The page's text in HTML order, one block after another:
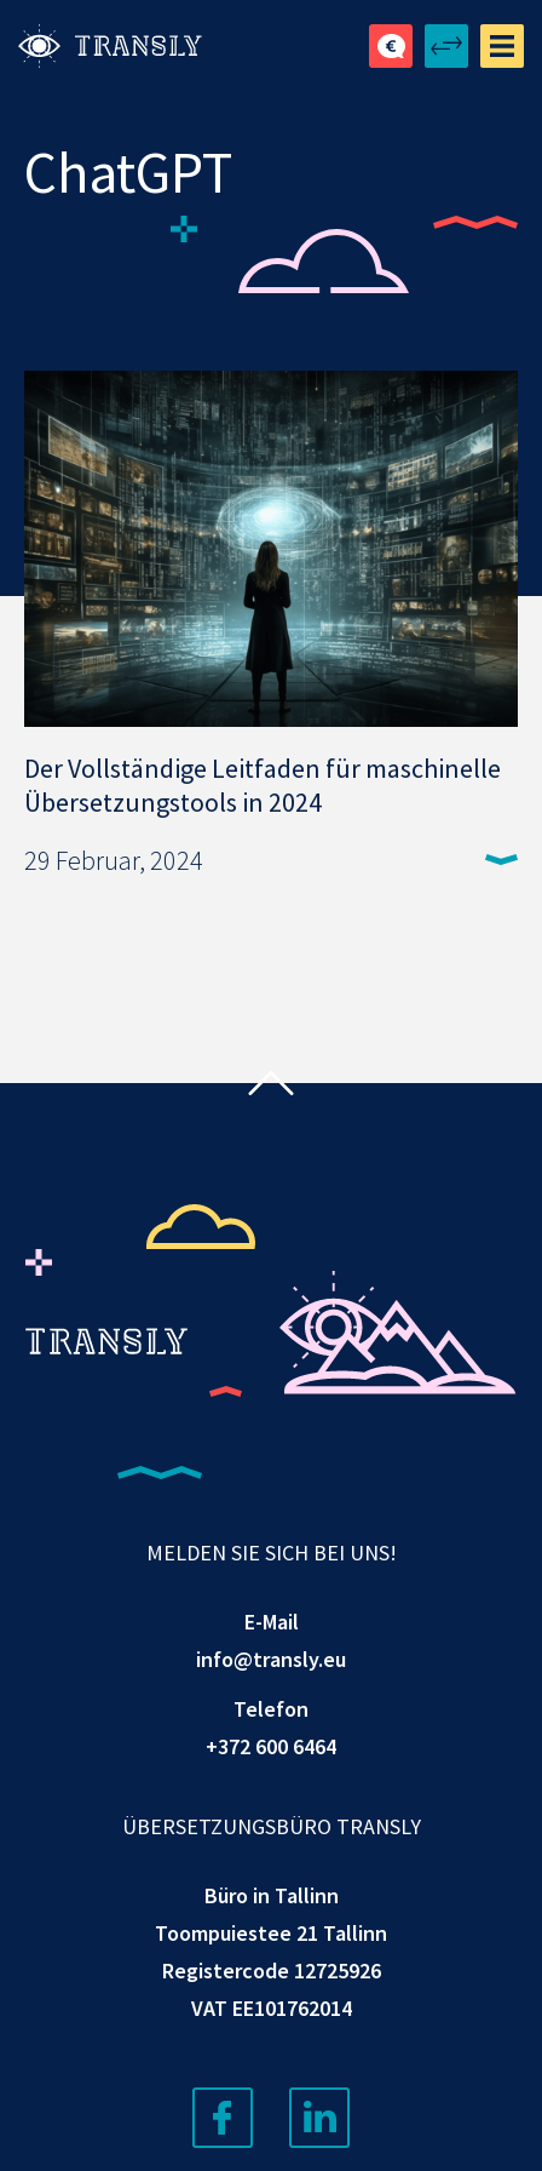
ChatGPT
Der Vollständige Leitfaden für maschinelle
Übersetzungstools in 2024
29 Februar, 2024
MELDEN SIE SICH BEI UNS!
E-Mail
info@transly.eu
Telefon
+372 600 6464
ÜBERSETZUNGSBÜRO TRANSLY
Büro in Tallinn
Toompuiestee 21 Tallinn
Registercode 12725926
VAT EE101762014